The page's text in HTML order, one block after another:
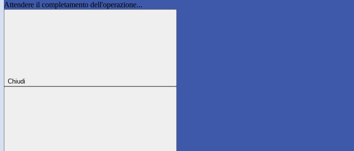
Attendere il completamento dell'operazione...
Chiudi